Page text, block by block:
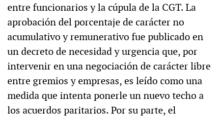
entre funcionarios y la cúpula de la CGT. La
aprobación del porcentaje de carácter no
acumulativo y remunerativo fue publicado en
un decreto de necesidad y urgencia que, por
intervenir en una negociación de carácter libre
entre gremios y empresas, es leído como una
medida que intenta ponerle un nuevo techo a
los acuerdos paritarios. Por su parte, el